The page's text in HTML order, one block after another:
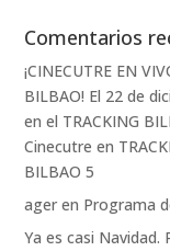
Comentarios
¡CINECUTRE EN
BILBAO! El 22 de
en el TRACKING
Cinecutre en
BILBAO 5
ager en Programa
Ya es casi Navidad.